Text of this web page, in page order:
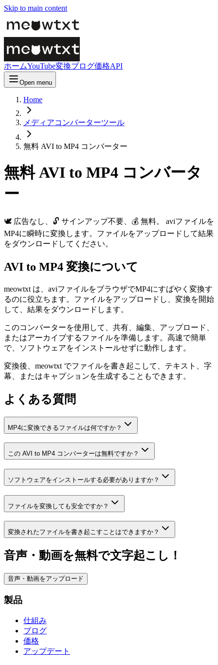
Skip to main content
ホームYouTube変換ブログ価格API
Open menu
Home
メディアコンバーターツール
無料 AVI to MP4 コンバーター
無料 AVI to MP4 コンバータ
ー
🕊️ 広告なし、🔓 サインアップ不要、💰 無料。 aviファイルを
MP4に瞬時に変換します。ファイルをアップロードして結果
をダウンロードしてください。
AVI to MP4 変換について
meowtxt は、aviファイルをブラウザでMP4にすばやく変換す
るのに役立ちます。ファイルをアップロードし、変換を開始
して、結果をダウンロードします。
このコンバーターを使用して、共有、編集、アップロード、
またはアーカイブするファイルを準備します。高速で簡単
で、ソフトウェアをインストールせずに動作します。
変換後、meowtxt でファイルを書き起こして、テキスト、字
幕、またはキャプションを生成することもできます。
よくある質問
MP4に変換できるファイルは何ですか？
この AVI to MP4 コンバーターは無料ですか？
ソフトウェアをインストールする必要がありますか？
ファイルを変換しても安全ですか？
変換されたファイルを書き起こすことはできますか？
音声・動画を無料で文字起こし！
音声・動画をアップロード
製品
仕組み
ブログ
価格
アップデート